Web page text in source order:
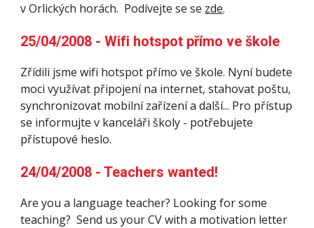
v Orlických horách.  Podívejte se se zde.
25/04/2008 - Wifi hotspot přímo ve škole
Zřídili jsme wifi hotspot přímo ve škole. Nyní budete
moci využívat připojení na internet, stahovat poštu,
synchronizovat mobilní zařízení a další... Pro přístup
se informujte v kanceláři školy - potřebujete
přístupové heslo.
24/04/2008 - Teachers wanted!
Are you a language teacher? Looking for some
teaching?  Send us your CV with a motivation letter